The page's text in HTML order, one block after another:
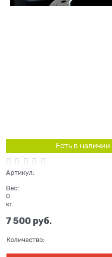
Есть в наличии
Артикул:
Вес:
0
кг.
7 500 руб.
Количество: